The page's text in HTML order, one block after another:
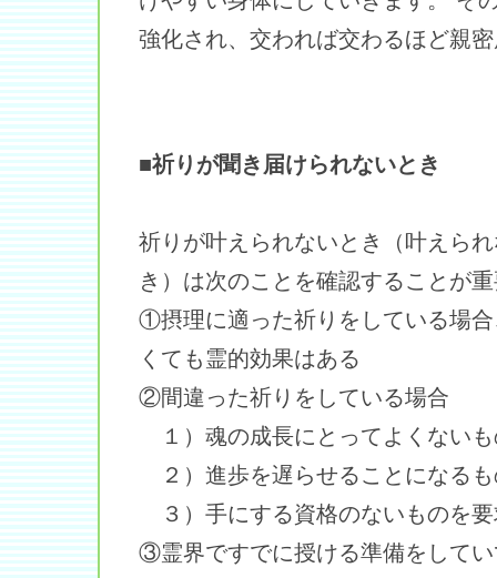
強化され、交われば交わるほど親
■祈りが聞き届けられないとき
祈りが叶えられないとき（叶えら
き）は次のことを確認することが
①摂理に適った祈りをしている場
くても霊的効果はある
②間違った祈りをしている場合
１）魂の成長にとってよくない
２）進歩を遅らせることになる
３）手にする資格のないものを
③霊界ですでに授ける準備をして